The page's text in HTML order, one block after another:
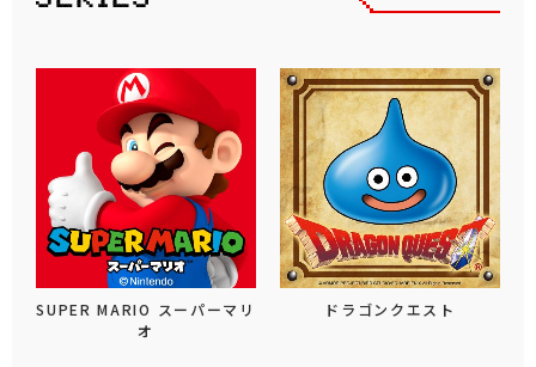
SUPER MARIO スーパーマリ
オ
ドラゴンクエスト